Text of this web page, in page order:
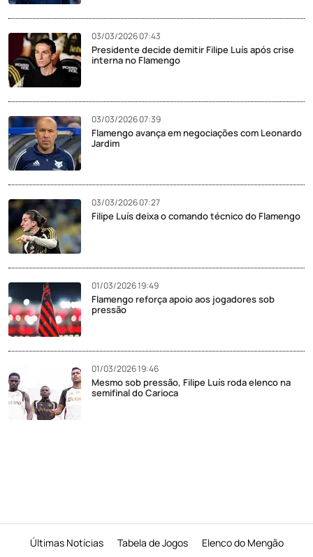
03/03/2026 07:43
Presidente decide demitir Filipe Luís após crise
interna no Flamengo
03/03/2026 07:39
Flamengo avança em negociações com Leonardo
Jardim
03/03/2026 07:27
Filipe Luís deixa o comando técnico do Flamengo
01/03/2026 19:49
Flamengo reforça apoio aos jogadores sob
pressão
01/03/2026 19:46
Mesmo sob pressão, Filipe Luís roda elenco na
semifinal do Carioca
Últimas Notícias Tabela de Jogos Elenco do Mengão